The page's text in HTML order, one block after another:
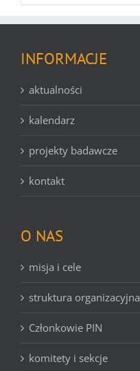
INFORMACJE
aktualności
kalendarz
projekty badawcze
kontakt
O NAS
misja i cele
struktura organizacyjna
Członkowie PIN
komitety i sekcje